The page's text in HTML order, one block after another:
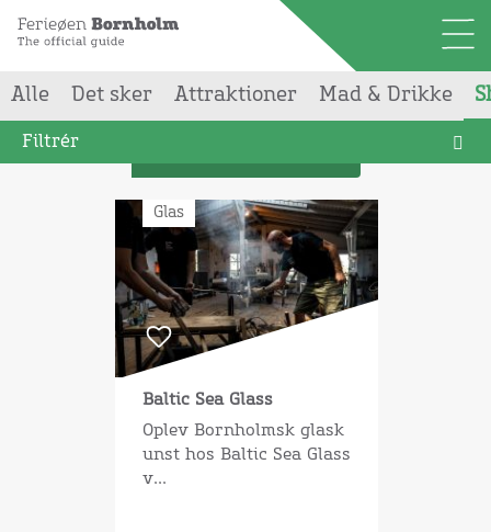
Filtrér
Alle Det sker Attraktioner Mad & Drikke
Glas
Baltic Sea Glass
Oplev Bornholmsk glask
unst hos Baltic Sea Glass
v...